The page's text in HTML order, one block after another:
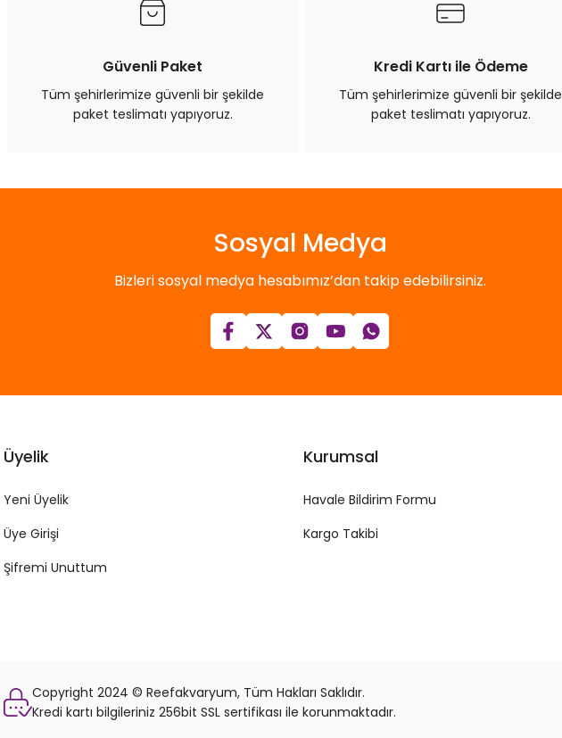
Güvenli Paket
Tüm şehirlerimize güvenli bir şekilde
paket teslimatı yapıyoruz.
Kredi Kartı ile Ödeme
Tüm şehirlerimize güvenli bir şekilde
paket teslimatı yapıyoruz.
Sosyal Medya
Bizleri sosyal medya hesabımız’dan takip edebilirsiniz.
Üyelik
Yeni Üyelik
Üye Girişi
Şifremi Unuttum
Kurumsal
Havale Bildirim Formu
Kargo Takibi
Copyright 2024 © Reefakvaryum, Tüm Hakları Saklıdır.
Kredi kartı bilgileriniz 256bit SSL sertifikası ile korunmaktadır.